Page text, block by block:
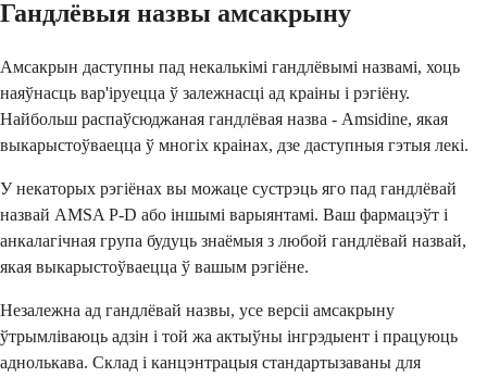
Гандлёвыя назвы амсакрыну
Амсакрын даступны пад некалькімі гандлёвымі назвамі, хоць
наяўнасць вар'іруецца ў залежнасці ад краіны і рэгіёну.
Найбольш распаўсюджаная гандлёвая назва - Amsidine, якая
выкарыстоўваецца ў многіх краінах, дзе даступныя гэтыя лекі.
У некаторых рэгіёнах вы можаце сустрэць яго пад гандлёвай
назвай AMSA P-D або іншымі варыянтамі. Ваш фармацэўт і
анкалагічная група будуць знаёмыя з любой гандлёвай назвай,
якая выкарыстоўваецца ў вашым рэгіёне.
Незалежна ад гандлёвай назвы, усе версіі амсакрыну
ўтрымліваюць адзін і той жа актыўны інгрэдыент і працуюць
аднолькава. Склад і канцэнтрацыя стандартызаваны для